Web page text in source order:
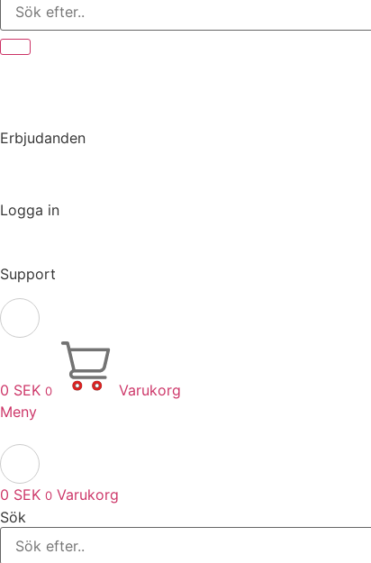
Erbjudanden
Logga in
Support
0 SEK 0
Varukorg
Meny
0 SEK 0 Varukorg
Sök